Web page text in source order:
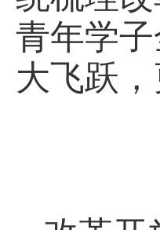
青年学子
大飞跃